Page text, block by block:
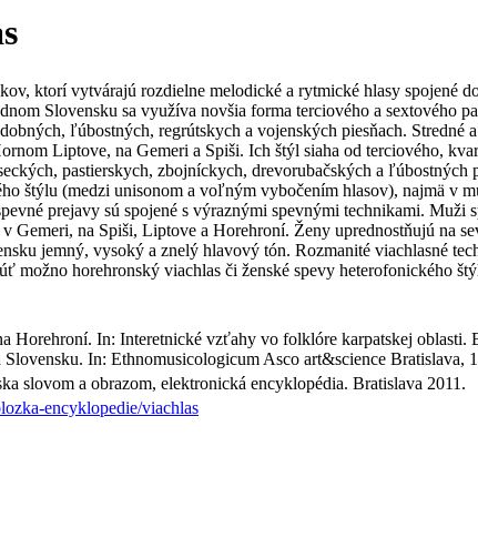
ktorí vytvárajú rozdielne melodické a rytmické hlasy spojené
Slovensku sa využíva novšia forma terciového a
ľúbostných, regrútskych a vojenských piesňach. Stredné
Liptove, na Gemeri a Spiši. Ich štýl siaha od terciového,
pastierskych, zbojníckych, drevorubačských a
štýlu (medzi unisonom a voľným vybočením hlasov), najmä v
prejavy sú spojené s výraznými spevnými technikami.
Gemeri, na Spiši, Liptove a Horehroní. Ženy uprednostňujú na
jemný, vysoký a znelý hlavový tón. Rozmanité viachlasné
možno horehronský viachlas či ženské spevy heterofonického
Horehroní. In: Interetnické vzťahy vo folklóre karpatskej
In: Ethnomusicologicum Asco art&science Bratislava,
slovom a obrazom, elektronická encyklopédia. Bratislava 2011.
encyklopedie/viachlas